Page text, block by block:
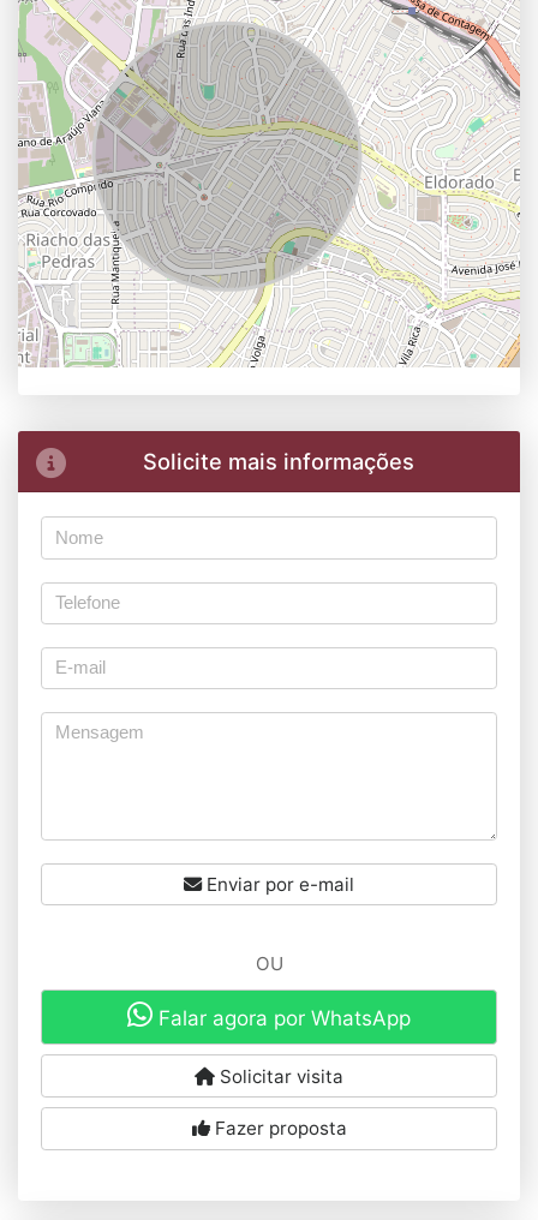
Solicite mais informações
Enviar por e-mail
OU
Falar agora por WhatsApp
Solicitar visita
Fazer proposta